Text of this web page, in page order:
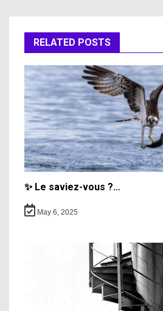
RELATED POSTS
✨ Le saviez-vous ?…
May 6, 2025